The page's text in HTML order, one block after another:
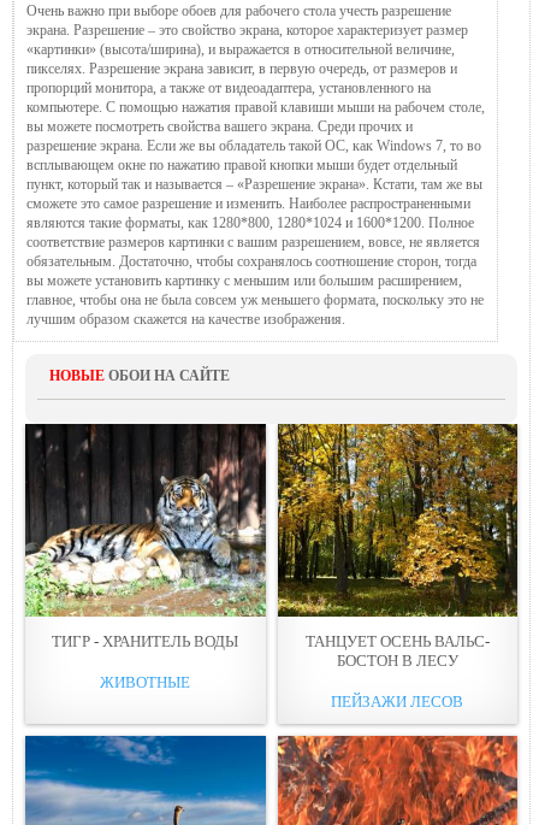
Очень важно при выборе обоев для рабочего стола учесть разрешение
экрана. Разрешение – это свойство экрана, которое характеризует размер
«картинки» (высота/ширина), и выражается в относительной величине,
пикселях. Разрешение экрана зависит, в первую очередь, от размеров и
пропорций монитора, а также от видеоадаптера, установленного на
компьютере. С помощью нажатия правой клавиши мыши на рабочем столе,
вы можете посмотреть свойства вашего экрана. Среди прочих и
разрешение экрана. Если же вы обладатель такой ОС, как Windows 7, то во
всплывающем окне по нажатию правой кнопки мыши будет отдельный
пункт, который так и называется – «Разрешение экрана». Кстати, там же вы
сможете это самое разрешение и изменить. Наиболее распространенными
являются такие форматы, как 1280*800, 1280*1024 и 1600*1200. Полное
соответствие размеров картинки с вашим разрешением, вовсе, не является
обязательным. Достаточно, чтобы сохранялось соотношение сторон, тогда
вы можете установить картинку с меньшим или большим расширением,
главное, чтобы она не была совсем уж меньшего формата, поскольку это не
лучшим образом скажется на качестве изображения.
НОВЫЕ ОБОИ НА САЙТЕ
ТИГР - ХРАНИТЕЛЬ ВОДЫ
ЖИВОТНЫЕ
ТАНЦУЕТ ОСЕНЬ ВАЛЬС-
БОСТОН В ЛЕСУ
ПЕЙЗАЖИ ЛЕСОВ